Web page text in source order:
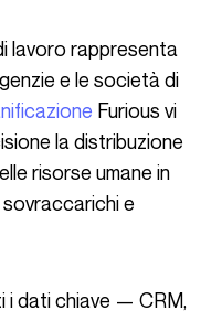
e le società di
Furious vi
la distribuzione
risorse umane in
e